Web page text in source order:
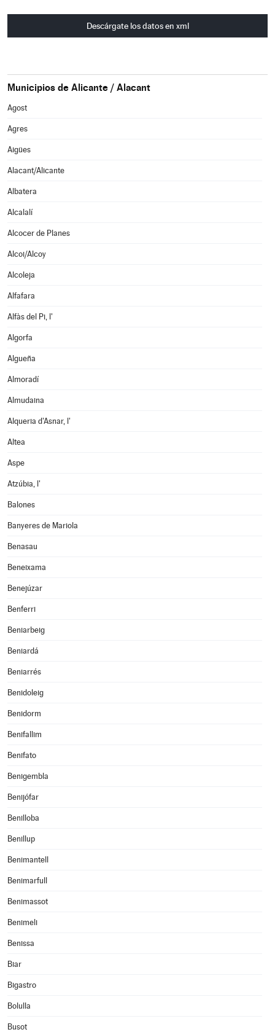
Descárgate los datos en xml
Municipios de Alicante / Alacant
Agost
Agres
Aigües
Alacant/Alicante
Albatera
Alcalalí
Alcocer de Planes
Alcoi/Alcoy
Alcoleja
Alfafara
Alfàs del Pi, l'
Algorfa
Algueña
Almoradí
Almudaina
Alqueria d'Asnar, l'
Altea
Aspe
Atzúbia, l'
Balones
Banyeres de Mariola
Benasau
Beneixama
Benejúzar
Benferri
Beniarbeig
Beniardá
Beniarrés
Benidoleig
Benidorm
Benifallim
Benifato
Benigembla
Benijófar
Benilloba
Benillup
Benimantell
Benimarfull
Benimassot
Benimeli
Benissa
Biar
Bigastro
Bolulla
Busot